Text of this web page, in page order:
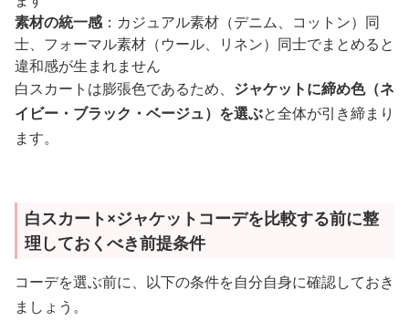
素材の統一感：カジュアル素材（デニム、コットン）同
士、フォーマル素材（ウール、リネン）同士でまとめると
違和感が生まれません
白スカートは膨張色であるため、 ジャケットに締め色（ネ
イビー・ブラック・ベージュ）を選ぶと全体が引き締まり
ます。
白スカート×ジャケットコーデを比較する前に整
理しておくべき前提条件
コーデを選ぶ前に、以下の条件を自分自身に確認しておき
ましょう。